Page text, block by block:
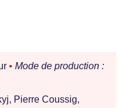
• Mode de production :
Pierre Coussig,